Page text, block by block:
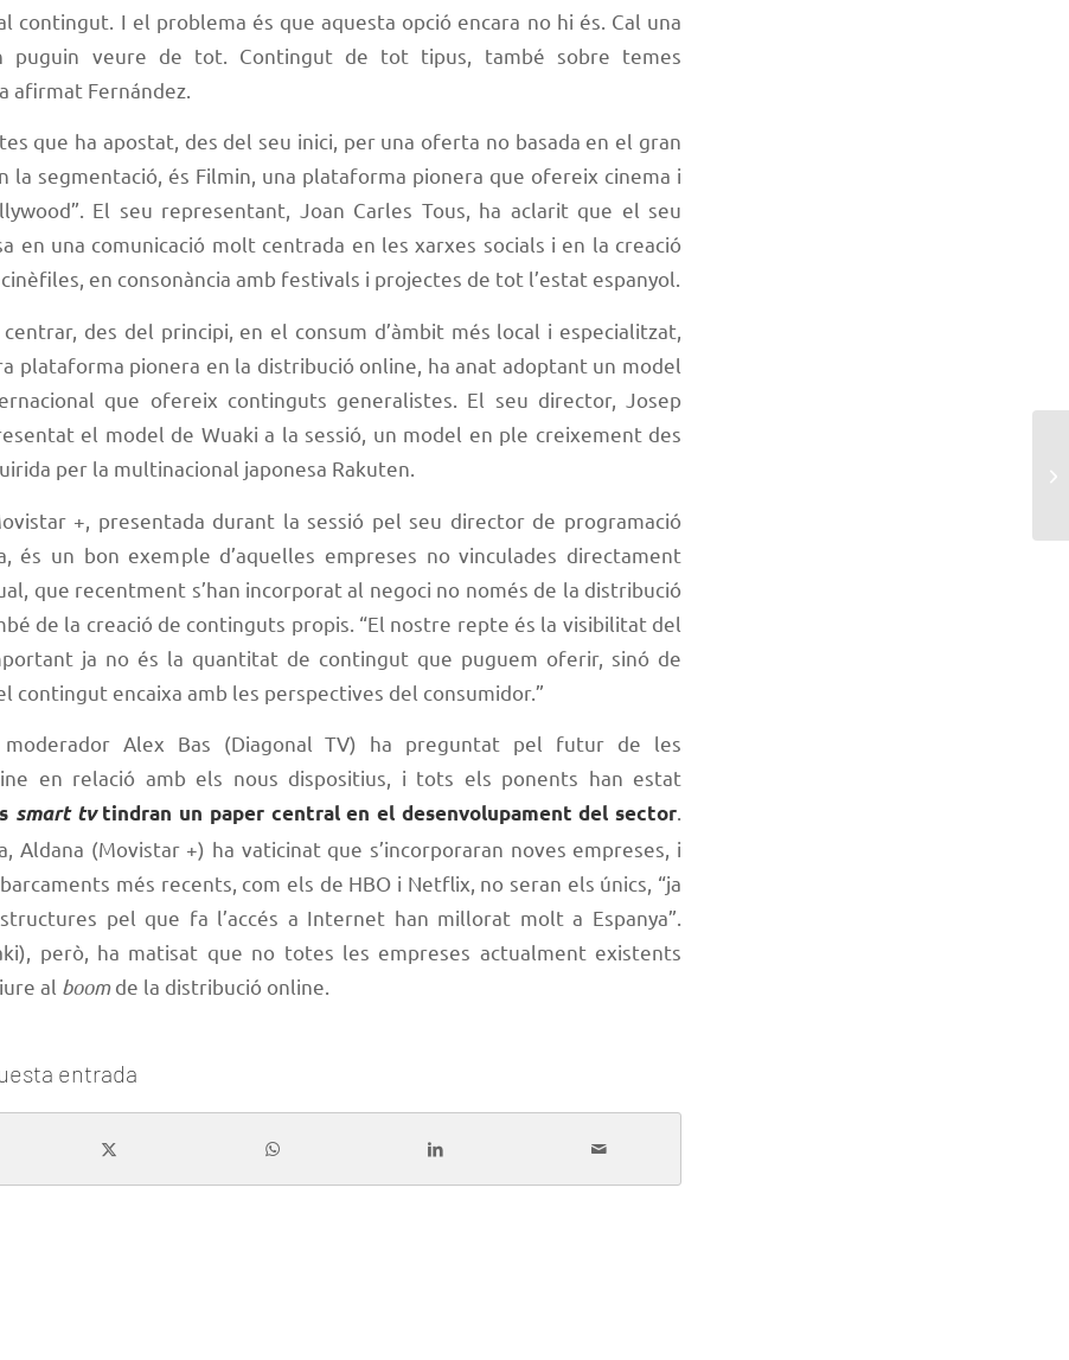
contingut. I el problema és que aquesta opció encara no hi és. Cal una
puguin veure de tot. Contingut de tot tipus, també sobre temes
afirmat Fernández.
que ha apostat, des del seu inici, per una oferta no basada en el gran
la segmentació, és Filmin, una plataforma pionera que ofereix cinema i
El seu representant, Joan Carles Tous, ha aclarit que el seu
en una comunicació molt centrada en les xarxes socials i en la creació
en consonància amb festivals i projectes de tot l’estat espanyol.
centrar, des del principi, en el consum d’àmbit més local i especialitzat,
plataforma pionera en la distribució online, ha anat adoptant un model
que ofereix continguts generalistes. El seu director, Josep
el model de Wuaki a la sessió, un model en ple creixement des
per la multinacional japonesa Rakuten.
+, presentada durant la sessió pel seu director de programació
és un bon exemple d’aquelles empreses no vinculades directament
que recentment s’han incorporat al negoci no només de la distribució
de la creació de continguts propis. “El nostre repte és la visibilitat del
ja no és la quantitat de contingut que puguem oferir, sinó de
contingut encaixa amb les perspectives del consumidor.”
moderador Alex Bas (Diagonal TV) ha preguntat pel futur de les
en relació amb els nous dispositius, i tots els ponents han estat
smart tvtindran un paper central en el desenvolupament del sector.
Aldana (Movistar +) ha vaticinat que s’incorporaran noves empreses, i
més recents, com els de HBO i Netflix, no seran els únics, “ja
pel que fa l’accés a Internet han millorat molt a Espanya”.
però, ha matisat que no totes les empreses actualment existents
al boomde la distribució online.
entrada